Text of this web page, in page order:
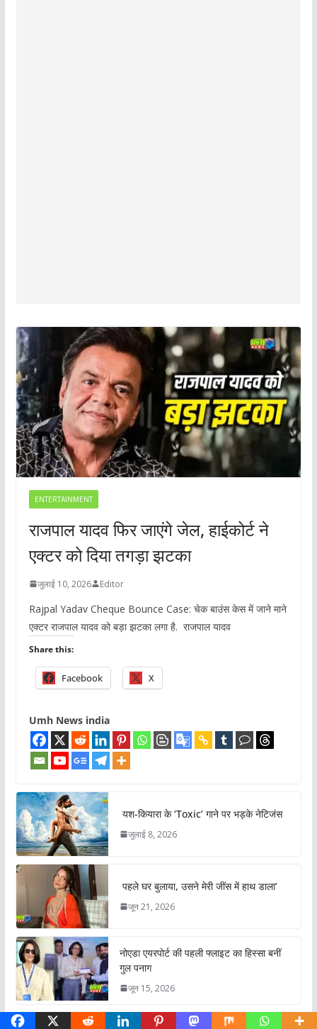
ENTERTAINMENT
राजपाल यादव फिर जाएंगे जेल, हाईकोर्ट ने
एक्टर को दिया तगड़ा झटका
जुलाई 10, 2026 Editor
Rajpal Yadav Cheque Bounce Case: चेक बाउंस केस में जाने माने
एक्टर राजपाल यादव को बड़ा झटका लगा है. राजपाल यादव
Share this:
Facebook X
Umh News india
यश-कियारा के ‘Toxic’ गाने पर भड़के नेटिजंस
जुलाई 8, 2026
पहले घर बुलाया, उसने मेरी जींस में हाथ डाला’
जून 21, 2026
नोएडा एयरपोर्ट की पहली फ्लाइट का हिस्सा बनीं
गुल पनाग
जून 15, 2026